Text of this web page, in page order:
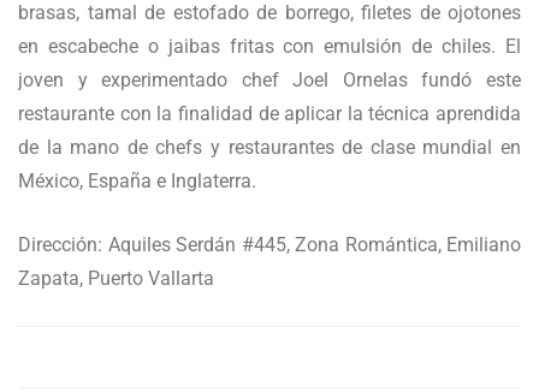
brasas, tamal de estofado de borrego, filetes de ojotones
en escabeche o jaibas fritas con emulsión de chiles. El
joven y experimentado chef Joel Ornelas fundó este
restaurante con la finalidad de aplicar la técnica aprendida
de la mano de chefs y restaurantes de clase mundial en
México, España e Inglaterra.
Dirección: Aquiles Serdán #445, Zona Romántica, Emiliano
Zapata, Puerto Vallarta